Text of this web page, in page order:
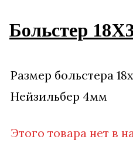
Больстер
Размер больстера
Нейзильбер 4мм
Этого товара нет в